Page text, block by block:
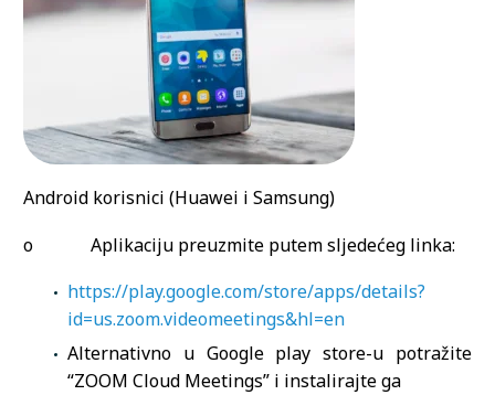
Android korisnici (Huawei i Samsung)
o Aplikaciju preuzmite putem sljedećeg linka:
https://play.google.com/store/apps/details?
id=us.zoom.videomeetings&hl=en
Alternativno u Google play store-u potražite
“ZOOM Cloud Meetings” i instalirajte ga